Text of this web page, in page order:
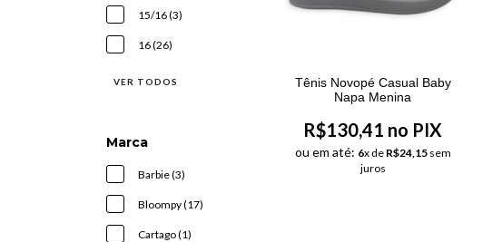
15/16 (3)
16 (26)
VER TODOS
Marca
Barbie (3)
Bloompy (17)
Cartago (1)
Tênis Novopé Casual Baby
Napa Menina
R$130,41 no PIX
ou em até: 6x de R$24,15sem
juros